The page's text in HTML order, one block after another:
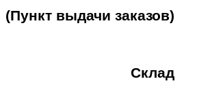
(Пункт выдачи заказов)
Склад